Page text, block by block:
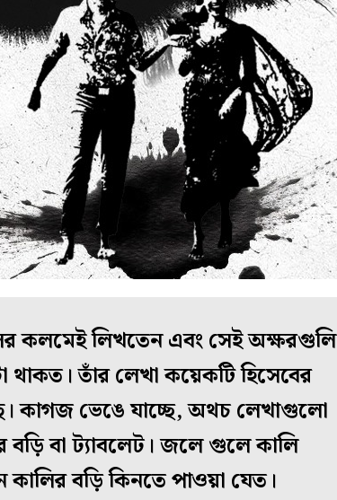
কলমেই লিখতেন এবং সেই অক্ষরগুলি
থাকত। তাঁর লেখা কয়েকটি হিসেবের
কাগজ ভেঙে যাচ্ছে, অথচ লেখাগুলো
বড়ি বা ট‌্যাবলেট। জলে গুলে কালি
কালির বড়ি কিনতে পাওয়া যেত।